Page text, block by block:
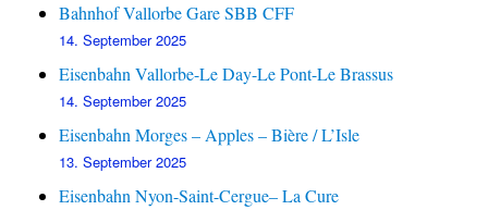
Bahnhof Vallorbe Gare SBB CFF
14. September 2025
Eisenbahn Vallorbe-Le Day-Le Pont-Le Brassus
14. September 2025
Eisenbahn Morges – Apples – Bière / L’Isle
13. September 2025
Eisenbahn Nyon-Saint-Cergue– La Cure